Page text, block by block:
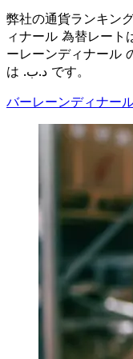
弊社の通貨ランキン
ィナール 為替レー
ーレーンディナール
は .د.ب です。
バーレーンディナー